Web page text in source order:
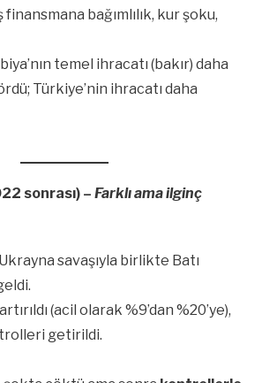
finansmana bağımlılık, kur şoku,
temel ihracatı (bakır) daha
Türkiye’nin ihracatı daha
sonrası) – Farklı ama ilginç
savaşıyla birlikte Batı
(acil olarak %9’dan %20’ye),
getirildi.